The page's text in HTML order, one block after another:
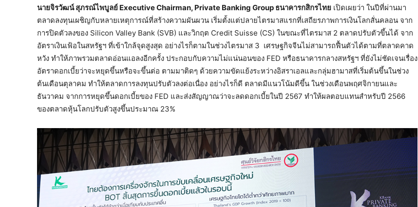
นายจิรวัฒน์ สุภรณ์ไพบูลย์ Executive Chairman, Private Banking Group ธนาคารกสิกรไทย เปิดเผยว่า ในปีที่ผ่านมา
ตลาดลงทุนเผชิญกับหลายเหตุการณ์ที่สร้างความผันผวน เริ่มตั้งแต่ปลายไตรมาสแรกที่เสถียรภาพการเงินโลกสั่นคลอน จาก
การปิดตัวลงของ Silicon Valley Bank (SVB) และวิกฤต Credit Suisse (CS) ในขณะที่ไตรมาส 2 ตลาดปรับตัวขึ้นได้ จาก
อัตราเงินเฟ้อในสหรัฐฯ ที่เข้าใกล้จุดสูงสุด อย่างไรก็ตามในช่วงไตรมาส 3 เศรษฐกิจจีนไม่สามารถฟื้นตัวได้ตามที่ตลาดคาด
หวัง ทำให้ภาพรวมตลาดอ่อนแอลงอีกครั้ง ประกอบกับความไม่แน่นอนของ FED หรือธนาคารกลางสหรัฐฯ ที่ยังไม่ชัดเจนเรื่อง
อัตราดอกเบี้ยว่าจะหยุดขึ้นหรือจะขึ้นต่อ ตามมาติดๆ ด้วยความขัดแย้งระหว่างอิสราเอลและกลุ่มฮามาสที่เริ่มต้นขึ้นในช่วง
ต้นเดือนตุลาคม ทำให้ตลาดการลงทุนปรับตัวลงต่อเนื่อง อย่างไรก็ดี ตลาดมีแนวโน้มดีขึ้น ในช่วงเดือนพฤศจิกายนและ
ธันวาคม จากการหยุดขึ้นดอกเบี้ยของ FED และส่งสัญญาณว่าจะลดดอกเบี้ยในปี 2567 ทำให้ผลตอบแทนสำหรับปี 2566
ของตลาดหุ้นโลกปรับตัวสูงขึ้นประมาณ 23%